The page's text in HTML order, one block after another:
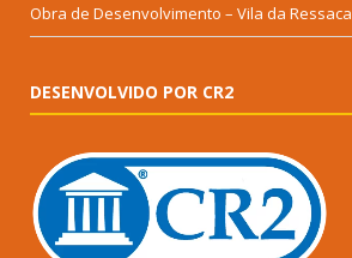
Obra de Desenvolvimento – Vila da Ressaca
DESENVOLVIDO POR CR2